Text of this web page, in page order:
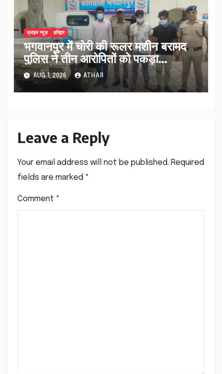
क्राइम न्यूज़ हरिद्वार
भगवानपुर में चोरी की रूलर मशीन बरामद
पुलिस ने तीन आरोपितों को पकड़ा…
AUG 1, 2026 ATHAR
Leave a Reply
Your email address will not be published. Required
fields are marked *
Comment *